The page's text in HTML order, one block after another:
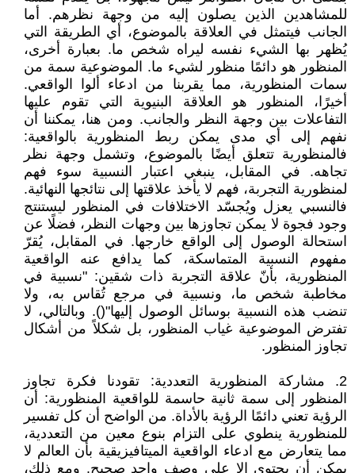
للمشاهدين الذين يصلون إليه من وجهة نظرهم. أما
الجانب فيتمثل في العلاقة بالموضوع، أي الطريقة التي
يُظهر بها الشيء نفسه ليراه شخص ما. بعبارة أخرى،
المنظور هو دائمًا منظور لشيء ما. الموضوعية سمة من
سمات المنظورية، مما يقربنا من ادعاء ألوا الواقعي.
أخيرًا، المنظور هو العلاقة البنيوية التي تقوم عليها
التفاعلات بين وجهة النظر والجانب. ومن هنا، يمكننا أن
نفهم إلى أي مدى يمكن ربط المنظورية بالواقعية:
فالمنظورية تتعلق أيضًا بالموضوع، وتشمل وجهة نظر
تجاهه. في المقابل، ينبغي اعتبار النسبية سوء فهم
لمنظورية التجربة، فهم لا يأخذ علاقتها إلى نتائجها النهائية.
فالنسبي يعزل ويُجسّد الاختلافات في المنظور ليستنتج
وجود فجوة لا يمكن تجاوزها بين وجهات النظر، فضلًا عن
استحالة الوصول إلى الواقع خارجها. في المقابل، يُقرّ
مفهوم النسبية المتماسكة، كما يدافع عنه الواقعية
المنظورية، بأنّ علاقة التجربة ذات شقين: "نسبية في
مخاطبة شخص ما، ونسبية في مرجع تُقاس به، ولا
تنضب هذه النسبية بوسائل الوصول إليها"(). وبالتالي، لا
تفترض الموضوعية غياب المنظور، بل شكلاً من أشكال
تجاوز المنظور.
2. مشاركة المنظورية التعددية: تقودنا فكرة تجاوز
المنظور إلى سمة ثانية حاسمة للواقعية المنظورية: أن
الرؤية تعني دائمًا الرؤية بالأداة. من الواضح أن كل تفسير
للمنظورية ينطوي على التزام بنوع معين من التعددية،
مما يتعارض مع ادعاء الواقعية الميتافيزيقية بأن العالم لا
يمكن أن يحتوي إلا على وصف واحد صحيح. ومع ذلك،